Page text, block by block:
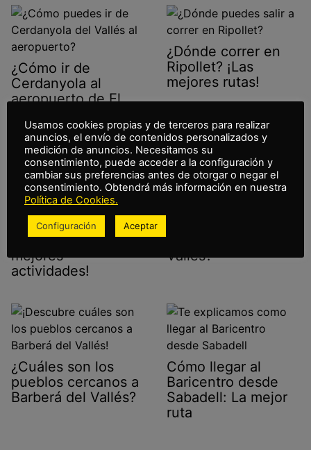
¿Cómo ir de
Cerdanyola al
aeropuerto de El
¿Dónde correr en
Ripollet? ¡Las
mejores rutas!
¿Qué hacer en
Montcada i Reixac
con niños? ¡Las
mejores
actividades!
Vallés?
¿Cuáles son los
pueblos cercanos a
Barberá del Vallés?
Cómo llegar al
Baricentro desde
Sabadell: La mejor
ruta
Usamos cookies propias y de terceros para realizar
anuncios, el envío de contenidos personalizados y
medición de anuncios. Necesitamos su
consentimiento, puede acceder a la configuración y
cambiar sus preferencias antes de otorgar o negar el
consentimiento. Obtendrá más información en nuestra
Política de Cookies.
Configuración Aceptar